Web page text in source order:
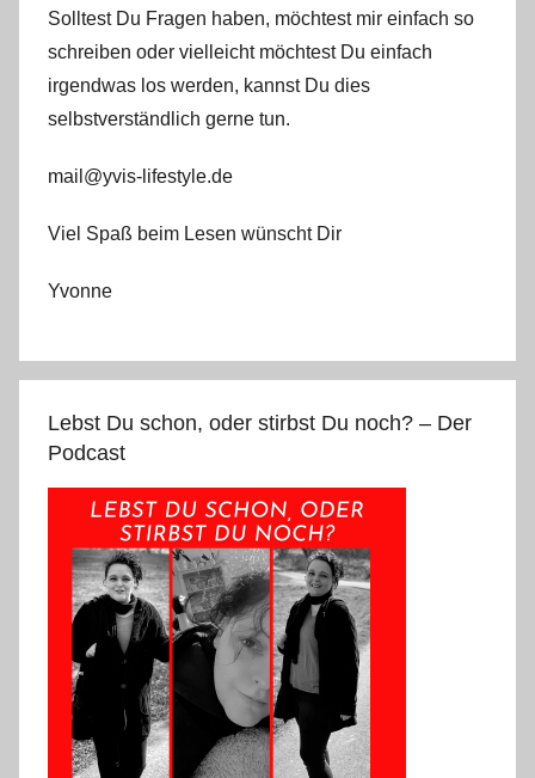
Solltest Du Fragen haben, möchtest mir einfach so
schreiben oder vielleicht möchtest Du einfach
irgendwas los werden, kannst Du dies
selbstverständlich gerne tun.
mail@yvis-lifestyle.de
Viel Spaß beim Lesen wünscht Dir
Yvonne
Lebst Du schon, oder stirbst Du noch? – Der
Podcast